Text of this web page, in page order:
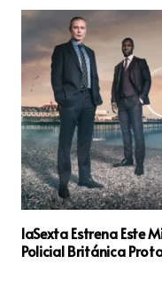
laSexta Estrena Este
Policial Británica